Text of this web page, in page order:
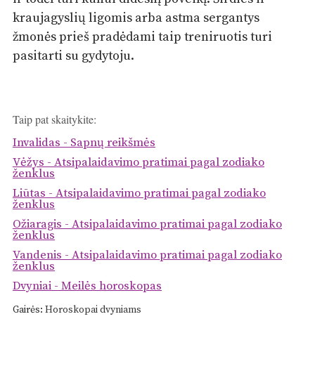
kraujagyslių ligomis arba astma sergantys
žmonės prieš pradėdami taip treniruotis turi
pasitarti su gydytoju.
Taip pat skaitykite:
Invalidas - Sapnų reikšmės
Vėžys - Atsipalaidavimo pratimai pagal zodiako
ženklus
Liūtas - Atsipalaidavimo pratimai pagal zodiako
ženklus
Ožiaragis - Atsipalaidavimo pratimai pagal zodiako
ženklus
Vandenis - Atsipalaidavimo pratimai pagal zodiako
ženklus
Dvyniai - Meilės horoskopas
Gairės: Horoskopai dvyniams